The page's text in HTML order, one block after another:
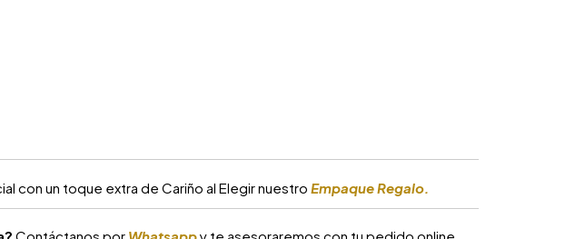
con un toque extra de Cariño al Elegir nuestro Empaque Regalo.